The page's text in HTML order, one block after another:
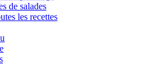
de salades
les recettes